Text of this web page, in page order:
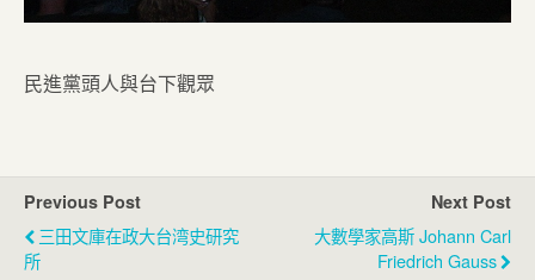
民進黨頭人與台下觀眾
Previous Post
三田文庫在政大台湾史研究
所
Next Post
大數學家高斯 Johann Carl
Friedrich Gauss